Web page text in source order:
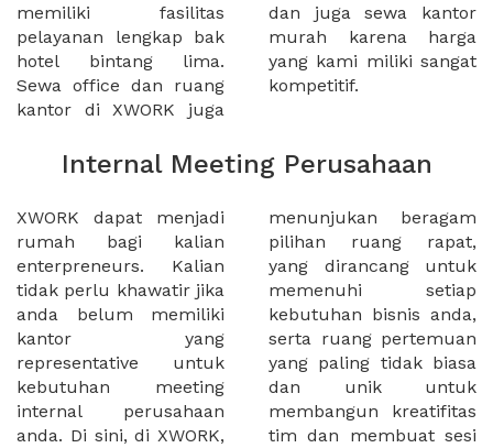
memiliki fasilitas
pelayanan lengkap bak
hotel bintang lima.
Sewa office dan ruang
kantor di XWORK juga
dan juga sewa kantor
murah karena harga
yang kami miliki sangat
kompetitif.
Internal Meeting Perusahaan
XWORK dapat menjadi
rumah bagi kalian
enterpreneurs. Kalian
tidak perlu khawatir jika
anda belum memiliki
kantor yang
representative untuk
kebutuhan meeting
internal perusahaan
anda. Di sini, di XWORK,
menunjukan beragam
pilihan ruang rapat,
yang dirancang untuk
memenuhi setiap
kebutuhan bisnis anda,
serta ruang pertemuan
yang paling tidak biasa
dan unik untuk
membangun kreatifitas
tim dan membuat sesi